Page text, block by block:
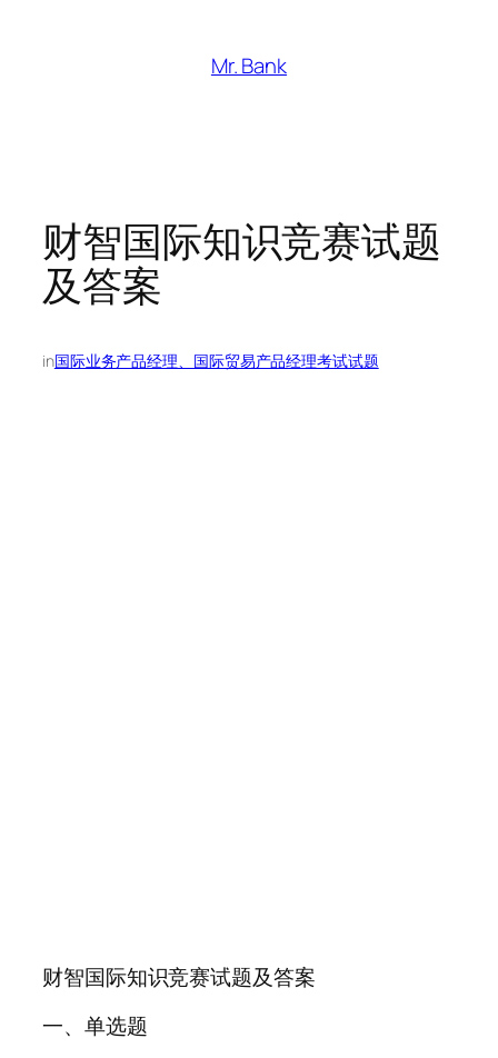
Mr. Bank
财智国际知识竞赛试题
及答案
in国际业务产品经理、国际贸易产品经理考试试题
财智国际知识竞赛试题及答案
一、单选题